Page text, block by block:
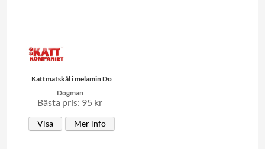
Kattmatskål i melamin Do
Dogman
Bästa pris: 95 kr
Visa Mer info